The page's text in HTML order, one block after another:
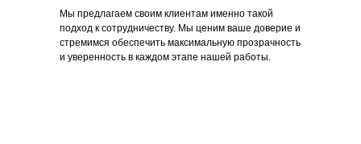
Мы предлагаем своим клиентам именно такой
подход к сотрудничеству. Мы ценим ваше доверие и
стремимся обеспечить максимальную прозрачность
и уверенность в каждом этапе нашей работы.